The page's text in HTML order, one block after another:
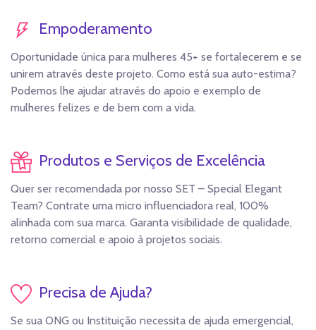
Empoderamento
Oportunidade única para mulheres 45+ se fortalecerem e se
unirem através deste projeto. Como está sua auto-estima?
Podemos lhe ajudar através do apoio e exemplo de
mulheres felizes e de bem com a vida.
Produtos e Serviços de Excelência
Quer ser recomendada por nosso SET – Special Elegant
Team? Contrate uma micro influenciadora real, 100%
alinhada com sua marca. Garanta visibilidade de qualidade,
retorno comercial e apoio à projetos sociais.
Precisa de Ajuda?
Se sua ONG ou Instituição necessita de ajuda emergencial,